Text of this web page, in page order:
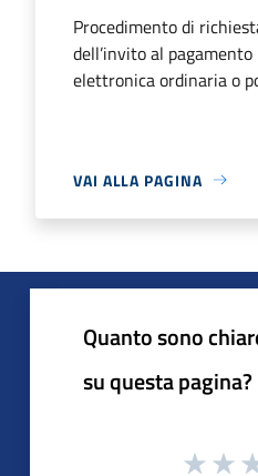
Procedimento di
dell’invito al
elettronica ordinaria o
VAI ALLA PAGINA
Quanto sono
su questa pagina?